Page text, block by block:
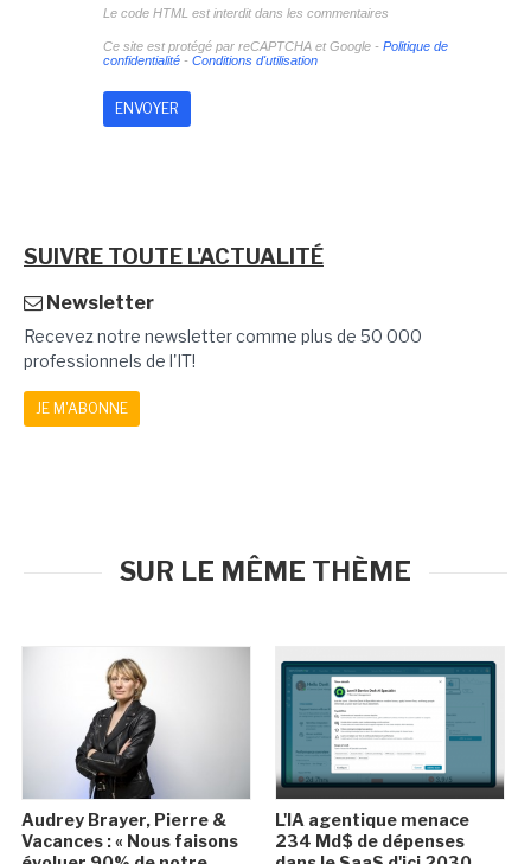
Le code HTML est interdit dans les commentaires
Ce site est protégé par reCAPTCHA et Google - Politique de
confidentialité- Conditions d'utilisation
SUIVRE TOUTE L'ACTUALITÉ
Newsletter
Recevez notre newsletter comme plus de 50 000
professionnels de l'IT!
JE M'ABONNE
SUR LE MÊME THÈME
Audrey Brayer, Pierre &
Vacances : « Nous faisons
L'IA agentique menace
234 Md$ de dépenses